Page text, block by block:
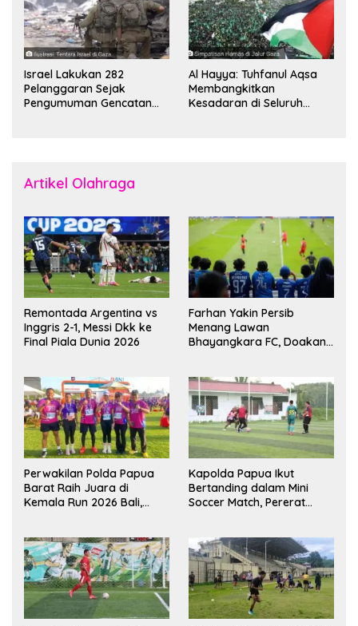
Israel Lakukan 282
Pelanggaran Sejak
Pengumuman Gencatan
Al Hayya: Tuhfanul Aqsa
Membangkitkan
Kesadaran di Seluruh
Artikel Olahraga
Remontada Argentina vs
Inggris 2-1, Messi Dkk ke
Final Piala Dunia 2026
Farhan Yakin Persib
Menang Lawan
Bhayangkara FC, Doakan
Perwakilan Polda Papua
Barat Raih Juara di
Kemala Run 2026 Bali,
Kapolda Papua Ikut
Bertanding dalam Mini
Soccer Match, Pererat